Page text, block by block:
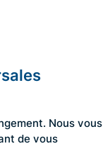
Nous vous
de vous